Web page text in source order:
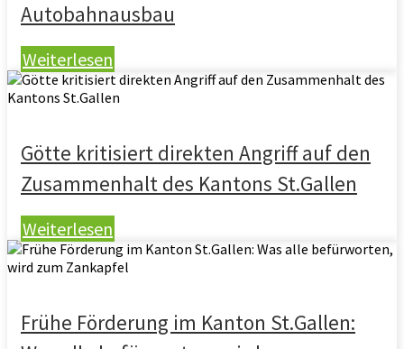
Autobahnausbau
Weiterlesen
Götte kritisiert direkten Angriff auf den
Zusammenhalt des Kantons St.Gallen
Weiterlesen
Frühe Förderung im Kanton St.Gallen: